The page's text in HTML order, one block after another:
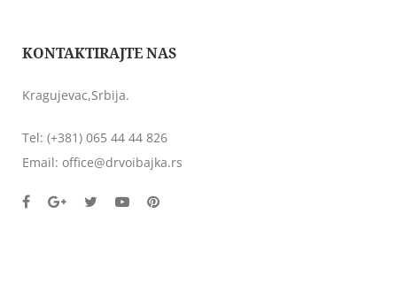
KONTAKTIRAJTE NAS
Kragujevac,Srbija.
Tel: (+381) 065 44 44 826
Email: office@drvoibajka.rs